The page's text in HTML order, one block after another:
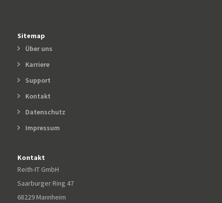
Sitemap
Über uns
Karriere
Support
Kontakt
Datenschutz
Impressum
Kontakt
Reith-IT GmbH
Saarburger Ring 47
68229 Mannheim